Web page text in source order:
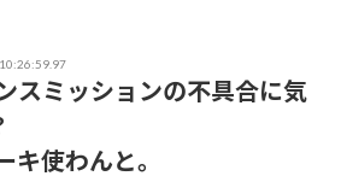
スミッションの不具合に気
キ使わんと。